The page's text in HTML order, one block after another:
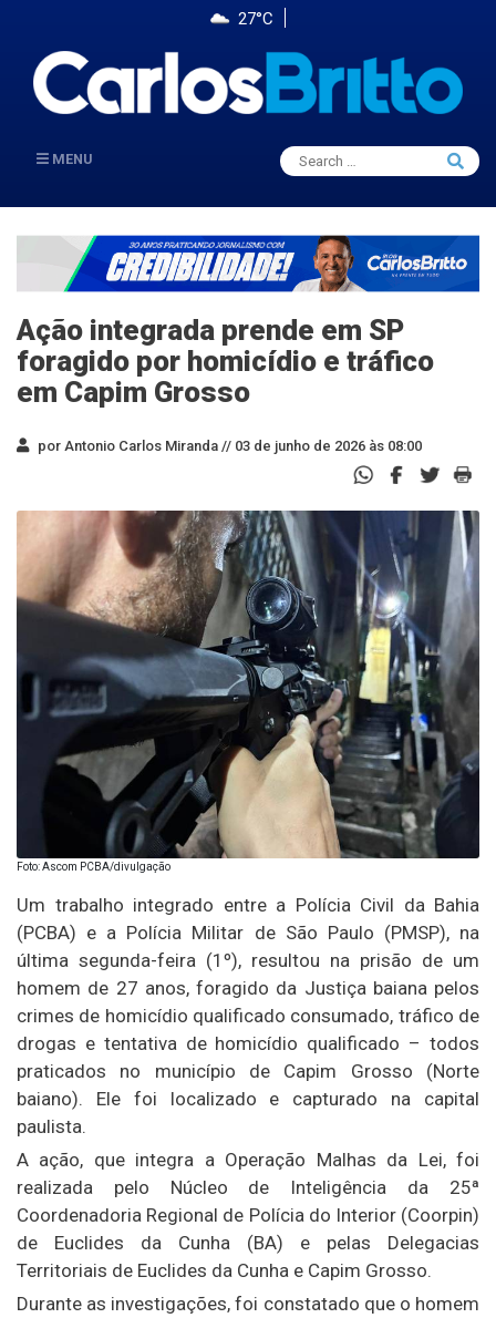
27°C
MENU
Search
for:
Search
Ação integrada prende em SP
foragido por homicídio e tráfico
em Capim Grosso
por Antonio Carlos Miranda // 03 de junho de 2026 às 08:00
Foto: Ascom PCBA/divulgação
Um trabalho integrado entre a Polícia Civil da Bahia
(PCBA) e a Polícia Militar de São Paulo (PMSP), na
última segunda-feira (1º), resultou na prisão de um
homem de 27 anos, foragido da Justiça baiana pelos
crimes de homicídio qualificado consumado, tráfico de
drogas e tentativa de homicídio qualificado – todos
praticados no município de Capim Grosso (Norte
baiano). Ele foi localizado e capturado na capital
paulista.
A ação, que integra a Operação Malhas da Lei, foi
realizada pelo Núcleo de Inteligência da 25ª
Coordenadoria Regional de Polícia do Interior (Coorpin)
de Euclides da Cunha (BA) e pelas Delegacias
Territoriais de Euclides da Cunha e Capim Grosso.
Durante as investigações, foi constatado que o homem